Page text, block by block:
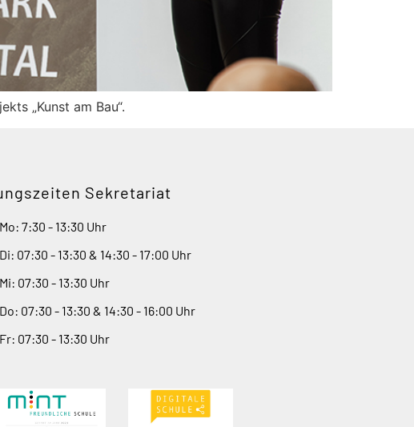
„Kunst am Bau“.
Sekretariat
Mo: 7:30 - 13:30 Uhr
Di: 07:30 - 13:30 & 14:30 - 17:00 Uhr
Mi: 07:30 - 13:30 Uhr
Do: 07:30 - 13:30 & 14:30 - 16:00 Uhr
Fr: 07:30 - 13:30 Uhr